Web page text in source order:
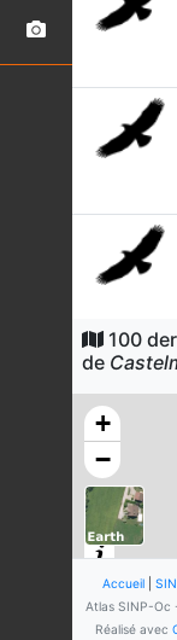
100
de
+
−
Accueil|
Atlas SINP-Oc
Réalisé avec